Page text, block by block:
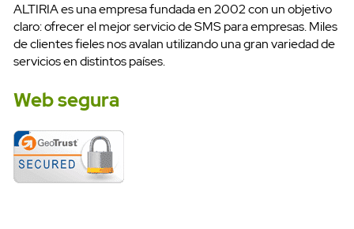
ALTIRIA es una empresa fundada en 2002 con un objetivo
claro: ofrecer el mejor servicio de SMS para empresas. Miles
de clientes fieles nos avalan utilizando una gran variedad de
servicios en distintos países.
Web segura